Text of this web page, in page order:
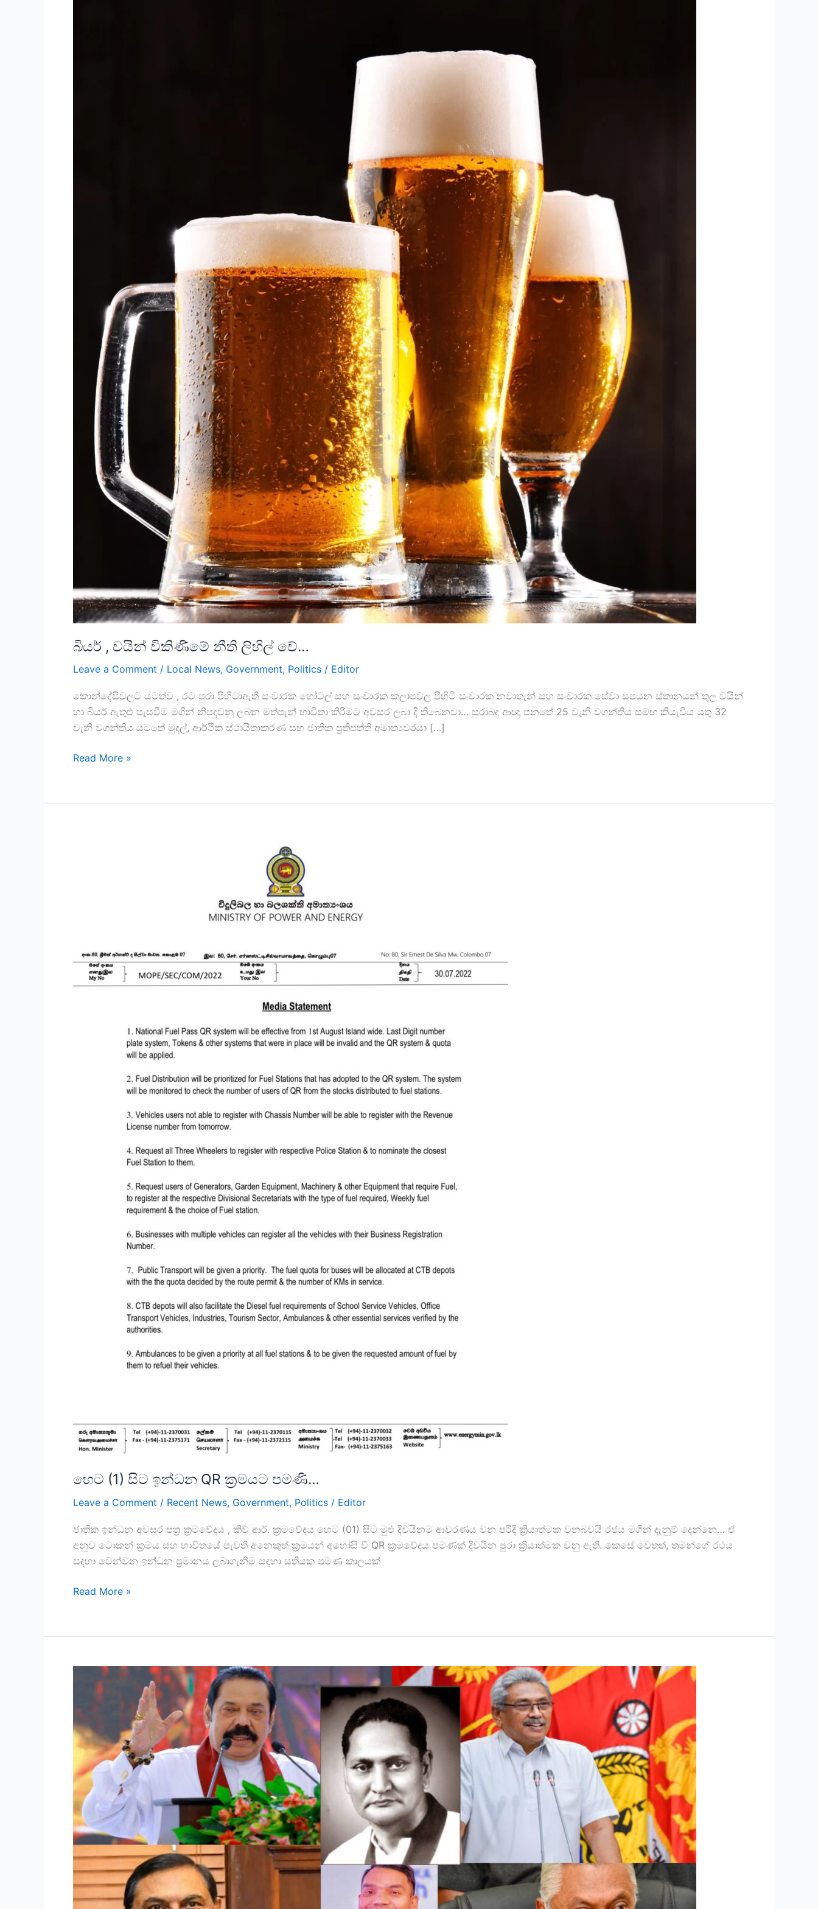
බියර් , වයින් විකිණීමේ නීති ලිහිල් වේ…
Leave a Comment / Local News, Government, Politics / Editor
කොන්දේසිවලට යටත්ව , රට පුරා පිහිටාඇති සංචාරක හෝටල් සහ සංචාරක කලාපවල පිහිටි සංචාරක නවාතැන් සහ සංචාරක සේවා සපයන ස්තානයන් තුල වයින්
හා බියර් ඇතුළු පැසවීම මගින් නිපදවනු ලබන මත්පැන් භාවිතා කිරීමට අවසර ලබා දී තිබෙනවා… සුරාබදු ආඥා පනතේ 25 වැනි වගන්තිය සමඟ කියැවිය යුතු 32
වැනි වගන්තිය යටතේ මුදල්, ආර්ථික ස්ථායිතාකරණ සහ ජාතික ප්‍රතිපත්ති අමාත්‍යවරයා […]
Read More »
හෙට (1) සිට ඉන්ධන QR ක්‍රමයට පමණි…
Leave a Comment / Recent News, Government, Politics / Editor
ජාතික ඉන්ධන අවසර පත්‍ර ක්‍රමවේදය , කිව් ආර්. ක්‍රමවේදය හෙට (01) සිට මුළු දිවයිනම ආවරණය වන පරිදි ක්‍රියාත්මක වනබවයි රජය මගින් දැනුම් දෙන්නෙ… ඒ
අනුව ටොකන් ක්‍රමය සහ භාවිතයේ පැවති අනෙකුත් ක්‍රමයන් අහෝසි වී QR ක්‍රමවේදය පමණක් දිවයින පුරා ක්‍රියාත්මක වනු ඇති. කෙසේ වෙතත්, තමන්ගේ රථය
සඳහා වෙන්වන ඉන්ධන ප්‍රමානය ලබාගැනීම සඳහා සතියක පමණ කාලයක්
Read More »
ප්‍රචණ්ඩත්වයට
බංකොලොත්
භාවයට
ඇද
දැමූ
රාජපක්ෂ
පවුල්
ගැටුමේ
අභ්‍යන්තර
කතාව
ඔබ
දැනගතම
යුතුය.